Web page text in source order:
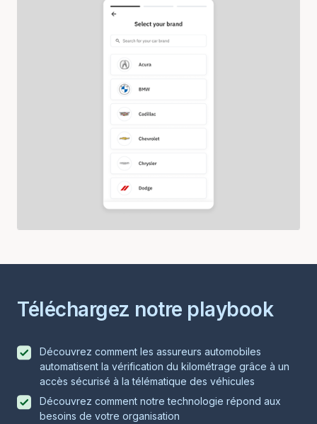
Téléchargez notre playbook
Découvrez comment les assureurs automobiles
automatisent la vérification du kilométrage grâce à un
accès sécurisé à la télématique des véhicules
Découvrez comment notre technologie répond aux
besoins de votre organisation